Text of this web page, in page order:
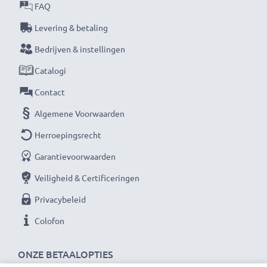
★ 3 jaar garantie ★
waar het bij hoogwaardige producten op aankomt.
Daarom verlenen wij een garantie van 36 maanden!
ONZE BETAALOPTIES
FAQ
Levering & betaling
Bedrijven & instellingen
Catalogi
Contact
Algemene Voorwaarden
Herroepingsrecht
Garantievoorwaarden
Veiligheid & Certificeringen
Privacybeleid
Colofon